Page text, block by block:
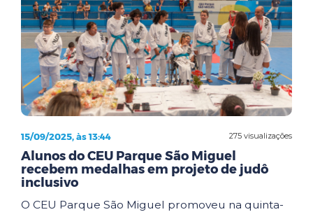
275 visualizações
15/09/2025, às 13:44
Alunos do CEU Parque São Miguel
recebem medalhas em projeto de judô
inclusivo
O CEU Parque São Miguel promoveu na quinta-